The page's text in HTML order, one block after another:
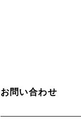
お問い合わせ